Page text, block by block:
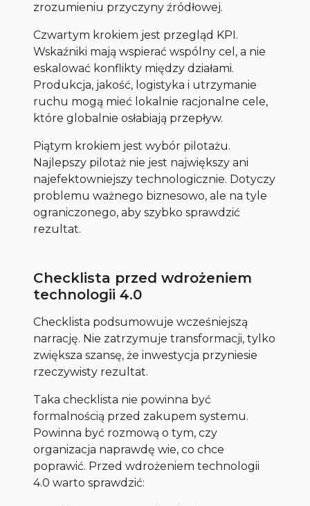
zrozumieniu przyczyny źródłowej.
Czwartym krokiem jest przegląd KPI.
Wskaźniki mają wspierać wspólny cel, a nie
eskalować konflikty między działami.
Produkcja, jakość, logistyka i utrzymanie
ruchu mogą mieć lokalnie racjonalne cele,
które globalnie osłabiają przepływ.
Piątym krokiem jest wybór pilotażu.
Najlepszy pilotaż nie jest największy ani
najefektowniejszy technologicznie. Dotyczy
problemu ważnego biznesowo, ale na tyle
ograniczonego, aby szybko sprawdzić
rezultat.
Checklista przed wdrożeniem
technologii 4.0
Checklista podsumowuje wcześniejszą
narrację. Nie zatrzymuje transformacji, tylko
zwiększa szansę, że inwestycja przyniesie
rzeczywisty rezultat.
Taka checklista nie powinna być
formalnością przed zakupem systemu.
Powinna być rozmową o tym, czy
organizacja naprawdę wie, co chce
poprawić. Przed wdrożeniem technologii
4.0 warto sprawdzić: